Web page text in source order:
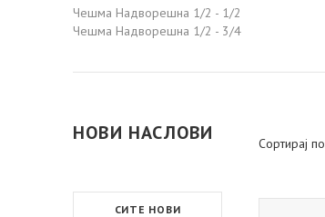
Чешма Надворешна 1/2 - 1/2
Чешма Надворешна 1/2 - 3/4
Сортирај по
НОВИ НАСЛОВИ
СИТЕ НОВИ